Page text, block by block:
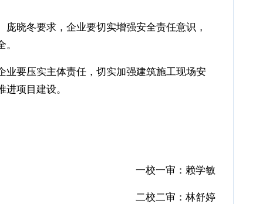
晓冬要求，企业要切实增强安全责任意识，
要压实主体责任，切实加强建筑施工现场安
项目建设。
一校一审：赖学敏
二校二审：林舒婷